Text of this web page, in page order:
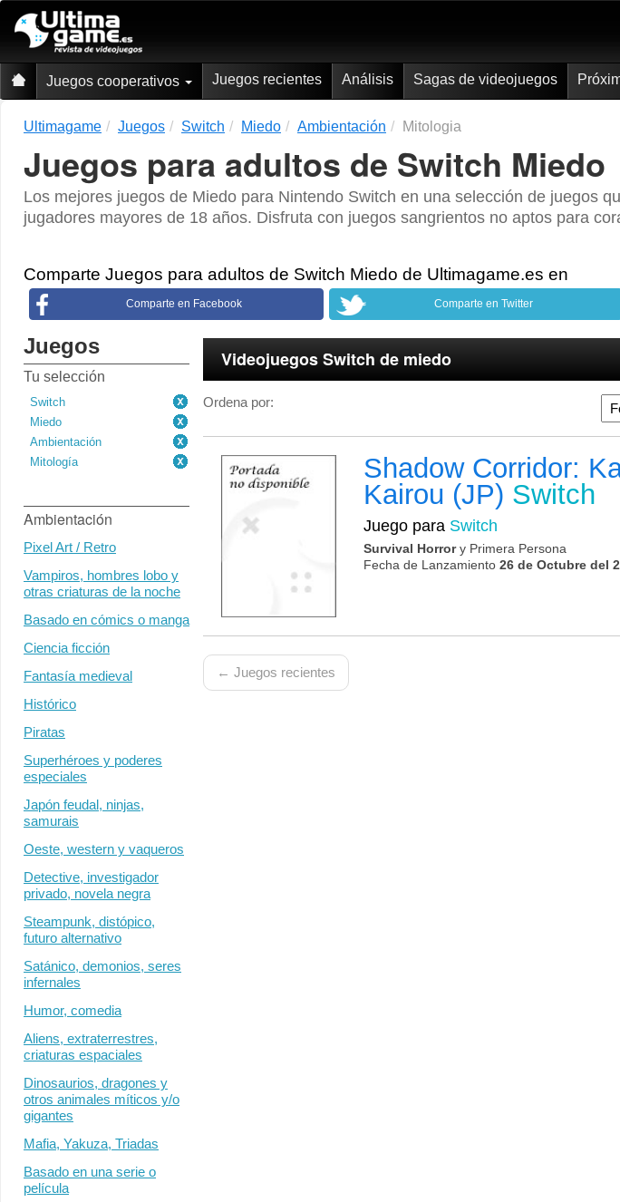
Juegos cooperativos Juegos recientes Análisis Sagas de videojuegos
Ultimagame Juegos Switch Miedo Ambientación Mitologia
Juegos para adultos de Switch Miedo
Los mejores juegos de Miedo para Nintendo Switch en una selección de juegos
jugadores mayores de 18 años. Disfruta con juegos sangrientos no aptos para
Comparte Juegos para adultos de Switch Miedo de Ultimagame.es en
Comparte en Facebook Comparte en Twitter
Juegos
Tu selección
Switch
Miedo
Ambientación
Mitología
Ambientación
Pixel Art / Retro
Vampiros, hombres lobo y
otras criaturas de la noche
Basado en cómics o manga
Ciencia ficción
Fantasía medieval
Histórico
Piratas
Superhéroes y poderes
especiales
Japón feudal, ninjas,
samurais
Oeste, western y vaqueros
Detective, investigador
privado, novela negra
Steampunk, distópico,
futuro alternativo
Satánico, demonios, seres
infernales
Humor, comedia
Aliens, extraterrestres,
criaturas espaciales
Dinosaurios, dragones y
otros animales míticos y/o
gigantes
Mafia, Yakuza, Triadas
Basado en una serie o
película
Videojuegos Switch de miedo
Ordena por:
Shadow Corridor:
Kairou (JP) Switch
Juego para Switch
Survival Horrory Primera Persona
Fecha de Lanzamiento26 de Octubre del
← Juegos recientes